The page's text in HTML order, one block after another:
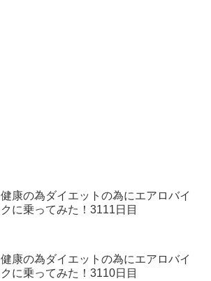
健康の為ダイエットの為にエアロバイ
クに乗ってみた！3111日目
健康の為ダイエットの為にエアロバイ
クに乗ってみた！3110日目